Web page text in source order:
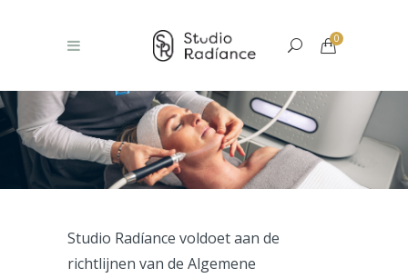
0
Studio Radíance voldoet aan de
richtlijnen van de Algemene